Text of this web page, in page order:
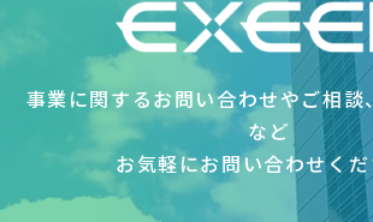
事業に関するお問い合わせやご相談
など
お気軽にお問い合わせく